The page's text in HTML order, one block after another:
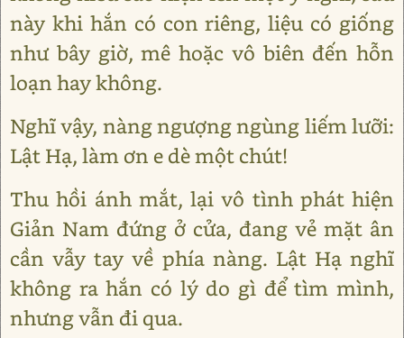
này khi hắn có con riêng, liệu có giống
như bây giờ, mê hoặc vô biên đến hỗn
loạn hay không.
Nghĩ vậy, nàng ngượng ngùng liếm lưỡi:
Lật Hạ, làm ơn e dè một chút!
Thu hồi ánh mắt, lại vô tình phát hiện
Giản Nam đứng ở cửa, đang vẻ mặt ân
cần vẫy tay về phía nàng. Lật Hạ nghĩ
không ra hắn có lý do gì để tìm mình,
nhưng vẫn đi qua.